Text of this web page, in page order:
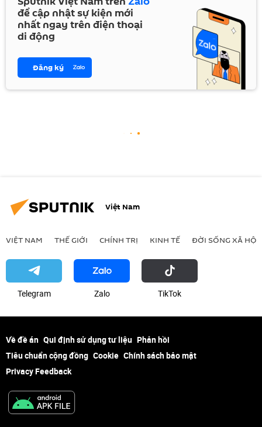
để cập nhật sự kiện mới
nhất ngay trên điện thoại
di động
Đăng ký
Việt Nam
VIỆT NAM THẾ GIỚI CHÍNH TRỊ KINH TẾ ĐỜI SỐNG XÃ HỘI
Telegram Zalo ТikТоk
Về đề án Qui định sử dụng tư liệu Phản hồi
Tiêu chuẩn cộng đồng Cookie Chính sách bảo mật
Privacy Feedback